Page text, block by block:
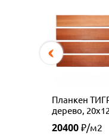
Планкен
дерево,
20400₽/м2